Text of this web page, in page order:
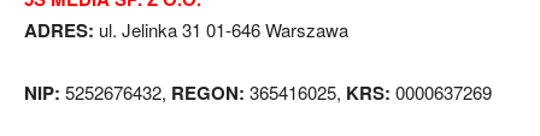
ADRES: ul. Jelinka 31 01-646 Warszawa
NIP: 5252676432, REGON: 365416025, KRS: 0000637269